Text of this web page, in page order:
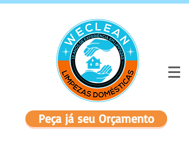
Peça já seu Orçamento